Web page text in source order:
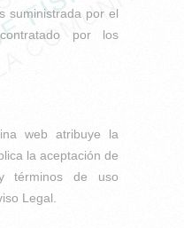
suministrada por el
por los
web atribuye la
la aceptación de
términos de uso
Legal.